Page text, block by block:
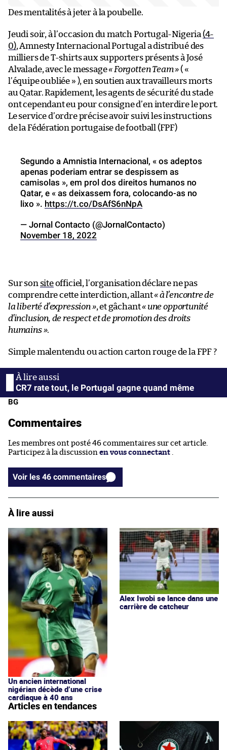
Des mentalités à jeter à la poubelle.
Jeudi soir, à l’occasion du match Portugal-Nigeria (4-
0), Amnesty Internacional Portugal a distribué des
milliers de T-shirts aux supporters présents à José
Alvalade, avec le message« Forgotten Team »( «
l’équipe oubliée » ), en soutien aux travailleurs morts
au Qatar. Rapidement, les agents de sécurité du stade
ont cependant eu pour consigne d’en interdire le port.
Le service d’ordre précise avoir suivi les instructions
de la Fédération portugaise de football (FPF)
Segundo a Amnistia Internacional, « os adeptos
apenas poderiam entrar se despissem as
camisolas », em prol dos direitos humanos no
Qatar, e « as deixassem fora, colocando-as no
lixo ». https://t.co/DsAfS6nNpA
— Jornal Contacto (@JornalContacto)
November 18, 2022
Sur son siteofficiel, l’organisation déclare ne pas
comprendre cette interdiction, allant« à l’encontre de
la liberté d’expression », et gâchant« une opportunité
d’inclusion, de respect et de promotion des droits
humains ».
Simple malentendu ou action carton rouge de la FPF ?
CR7 rate tout, le Portugal gagne quand même
BG
Commentaires
Les membres ont posté 46 commentaires sur cet article.
Participez à la discussion en vous connectant
Voir les 46 commentaires
À lire aussi
Un ancien international
nigérian décède d’une crise
cardiaque à 40 ans
Alex Iwobi se lance dans une
carrière de catcheur
Articles en tendances